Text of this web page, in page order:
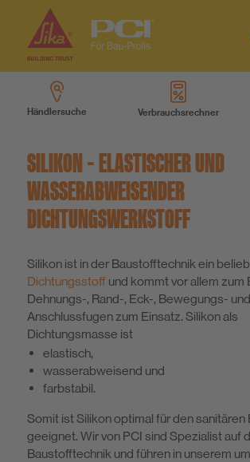
Produktsysteme
Services
Wissen
Über uns
Nachhaltigkeit
DIY
Type 2 or
more
Händlersuche Verbrauchsrechner
Kontakt
SILIKON – ELASTISCHER UND
WASSERABWEISENDER
DICHTUNGSWERKSTOFF
Silikon ist in der Baustofftechnik ein
Dichtungsstoff und kommt vor allem zum
Dehnungs-, Rand-, Eck-, Bewegungs- und
Anschlussfugen zum Einsatz. Silikon als
Dichtungsmasse ist
elastisch,
wasserabweisend und
farbstabil.
Somit ist Silikon optimal für den sanitären
geeignet. Wir von PCI sind Spezialist auf
Baustofftechnik und führen in unserem